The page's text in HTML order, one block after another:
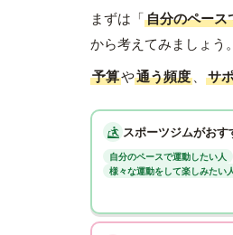
まずは「自分のペース
から考えてみましょう。
予算や通う頻度 、 サ
スポーツジムがおす
自分のペースで運動したい人
様々な運動をして楽しみたい